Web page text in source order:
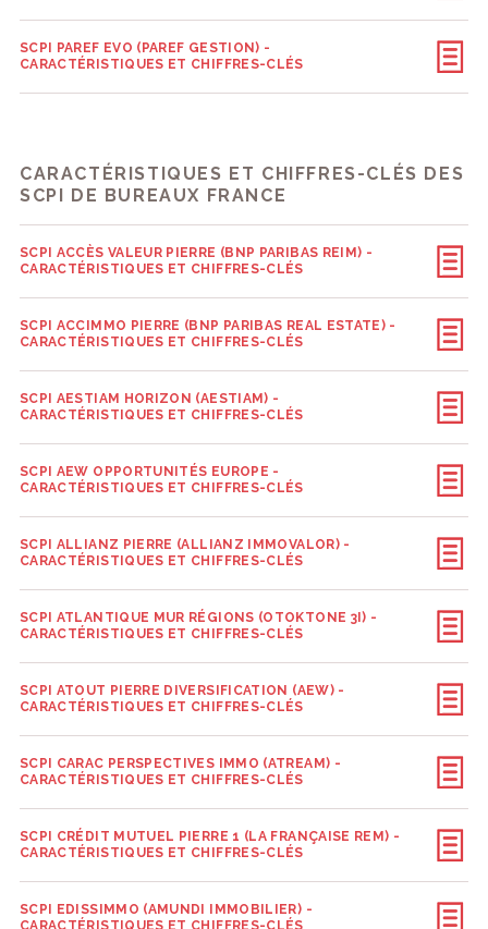
SCPI PAREF EVO (PAREF GESTION) -
CARACTÉRISTIQUES ET CHIFFRES-CLÉS
CARACTÉRISTIQUES ET CHIFFRES-CLÉS DES
SCPI DE BUREAUX FRANCE
SCPI ACCÈS VALEUR PIERRE (BNP PARIBAS REIM) -
CARACTÉRISTIQUES ET CHIFFRES-CLÉS
SCPI ACCIMMO PIERRE (BNP PARIBAS REAL ESTATE) -
CARACTÉRISTIQUES ET CHIFFRES-CLÉS
SCPI AESTIAM HORIZON (AESTIAM) -
CARACTÉRISTIQUES ET CHIFFRES-CLÉS
SCPI AEW OPPORTUNITÉS EUROPE -
CARACTÉRISTIQUES ET CHIFFRES-CLÉS
SCPI ALLIANZ PIERRE (ALLIANZ IMMOVALOR) -
CARACTÉRISTIQUES ET CHIFFRES-CLÉS
SCPI ATLANTIQUE MUR RÉGIONS (OTOKTONE 3I) -
CARACTÉRISTIQUES ET CHIFFRES-CLÉS
SCPI ATOUT PIERRE DIVERSIFICATION (AEW) -
CARACTÉRISTIQUES ET CHIFFRES-CLÉS
SCPI CARAC PERSPECTIVES IMMO (ATREAM) -
CARACTÉRISTIQUES ET CHIFFRES-CLÉS
SCPI CRÉDIT MUTUEL PIERRE 1 (LA FRANÇAISE REM) -
CARACTÉRISTIQUES ET CHIFFRES-CLÉS
SCPI EDISSIMMO (AMUNDI IMMOBILIER) -
CARACTÉRISTIQUES ET CHIFFRES-CLÉS